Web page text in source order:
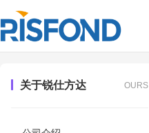
关于锐仕方达 OURS